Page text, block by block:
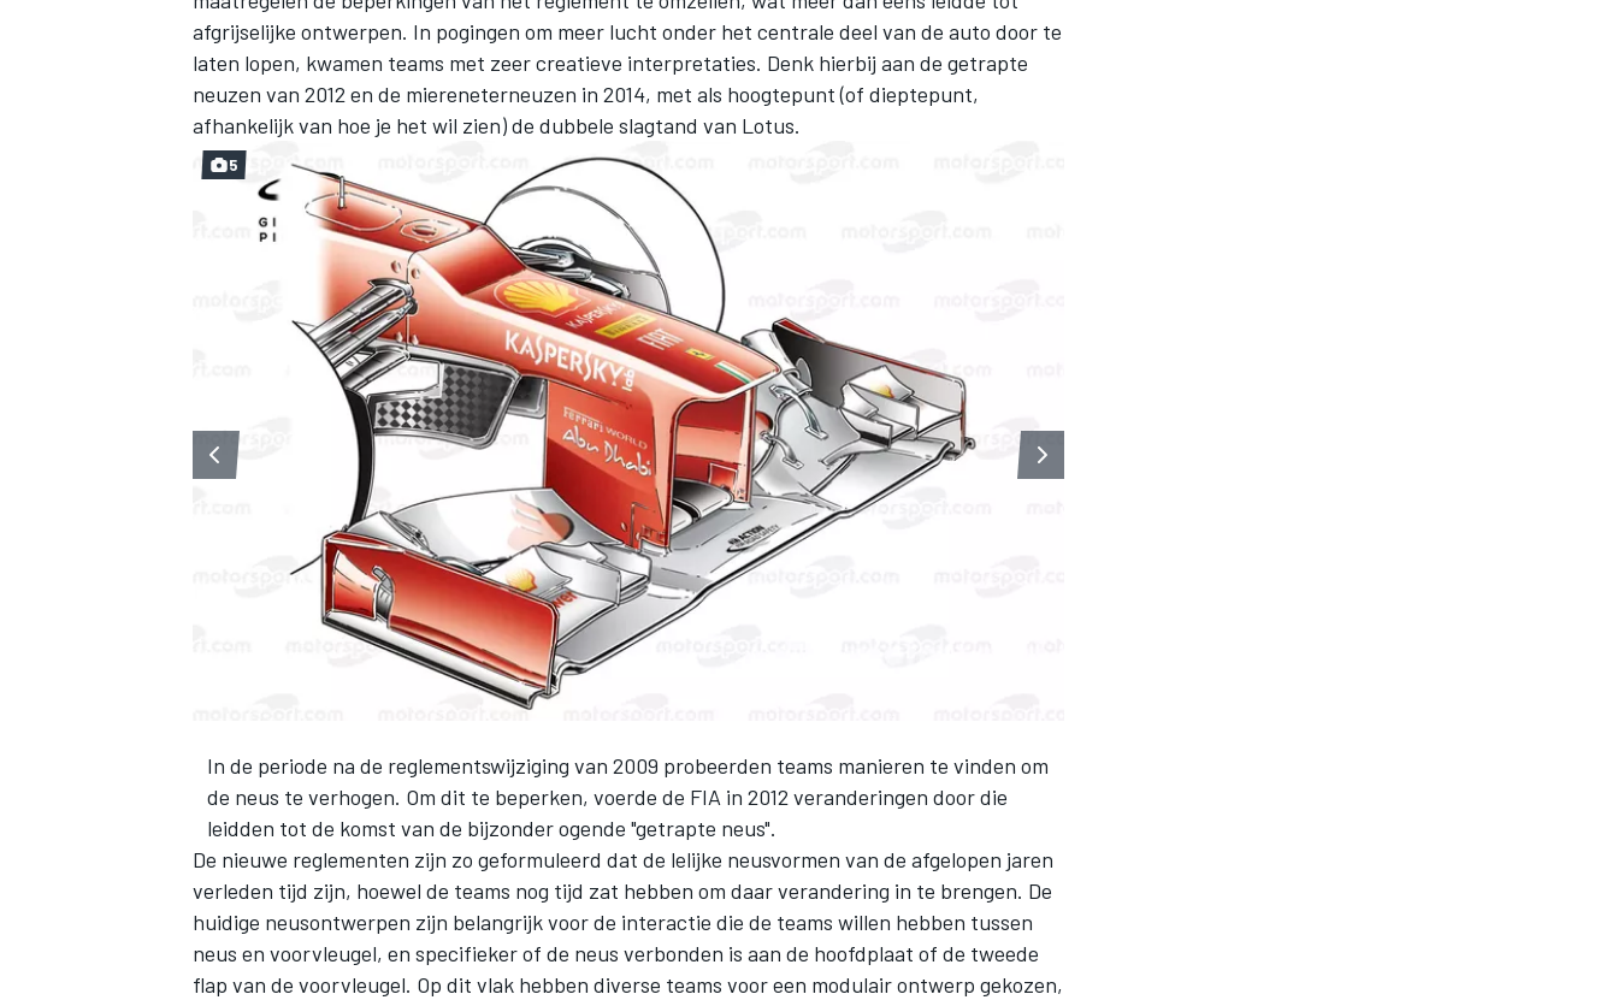
afgrijselijke ontwerpen. In pogingen om meer lucht onder het centrale deel van de auto door te
laten lopen, kwamen teams met zeer creatieve interpretaties. Denk hierbij aan de getrapte
neuzen van 2012 en de miereneterneuzen in 2014, met als hoogtepunt (of dieptepunt,
afhankelijk van hoe je het wil zien) de dubbele slagtand van Lotus.
In de periode na de reglementswijziging van 2009 probeerden teams manieren te vinden om
de neus te verhogen. Om dit te beperken, voerde de FIA in 2012 veranderingen door die
leidden tot de komst van de bijzonder ogende "getrapte neus".
5
De nieuwe reglementen zijn zo geformuleerd dat de lelijke neusvormen van de afgelopen jaren
verleden tijd zijn, hoewel de teams nog tijd zat hebben om daar verandering in te brengen. De
huidige neusontwerpen zijn belangrijk voor de interactie die de teams willen hebben tussen
neus en voorvleugel, en specifieker of de neus verbonden is aan de hoofdplaat of de tweede
flap van de voorvleugel. Op dit vlak hebben diverse teams voor een modulair ontwerp gekozen,